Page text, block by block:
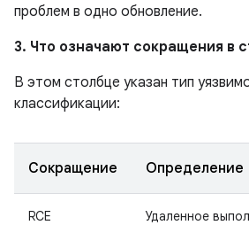
проблем в одно обновление.
3. Что означают сокращения в
В этом столбце указан тип
классификации:
Сокращение Определение
RCE Удаленное